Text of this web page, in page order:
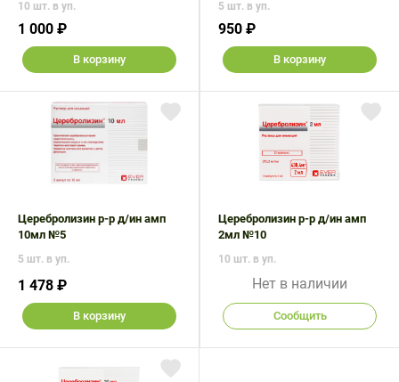
10 шт. в уп.
1 000 ₽
В корзину
5 шт. в уп.
950 ₽
В корзину
Церебролизин р-р д/ин амп
10мл №5
5 шт. в уп.
1 478 ₽
В корзину
Церебролизин р-р д/ин амп
2мл №10
10 шт. в уп.
Нет в наличии
Сообщить